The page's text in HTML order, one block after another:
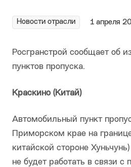
Новости отрасли 1 апреля
Росгранстрой сообщает об
пунктов пропуска.
Краскино (Китай)
Автомобильный пункт
Приморском крае на
китайской стороне
не будет работать в связи с